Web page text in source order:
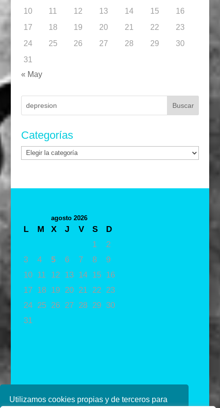
Utilizamos cookies propias y de terceros para
10
11 12 13 14 15
16
17
18 19 20 21 22
23
24
25 26 27 28 29
30
31
« May
Categorías
Categorías
agosto 2026
L M X J V S
D
1
2
3
4 5 6 7 8
9
10
11 12 13 14 15
16
17
18 19 20 21 22
23
24
25 26 27 28 29 30
31